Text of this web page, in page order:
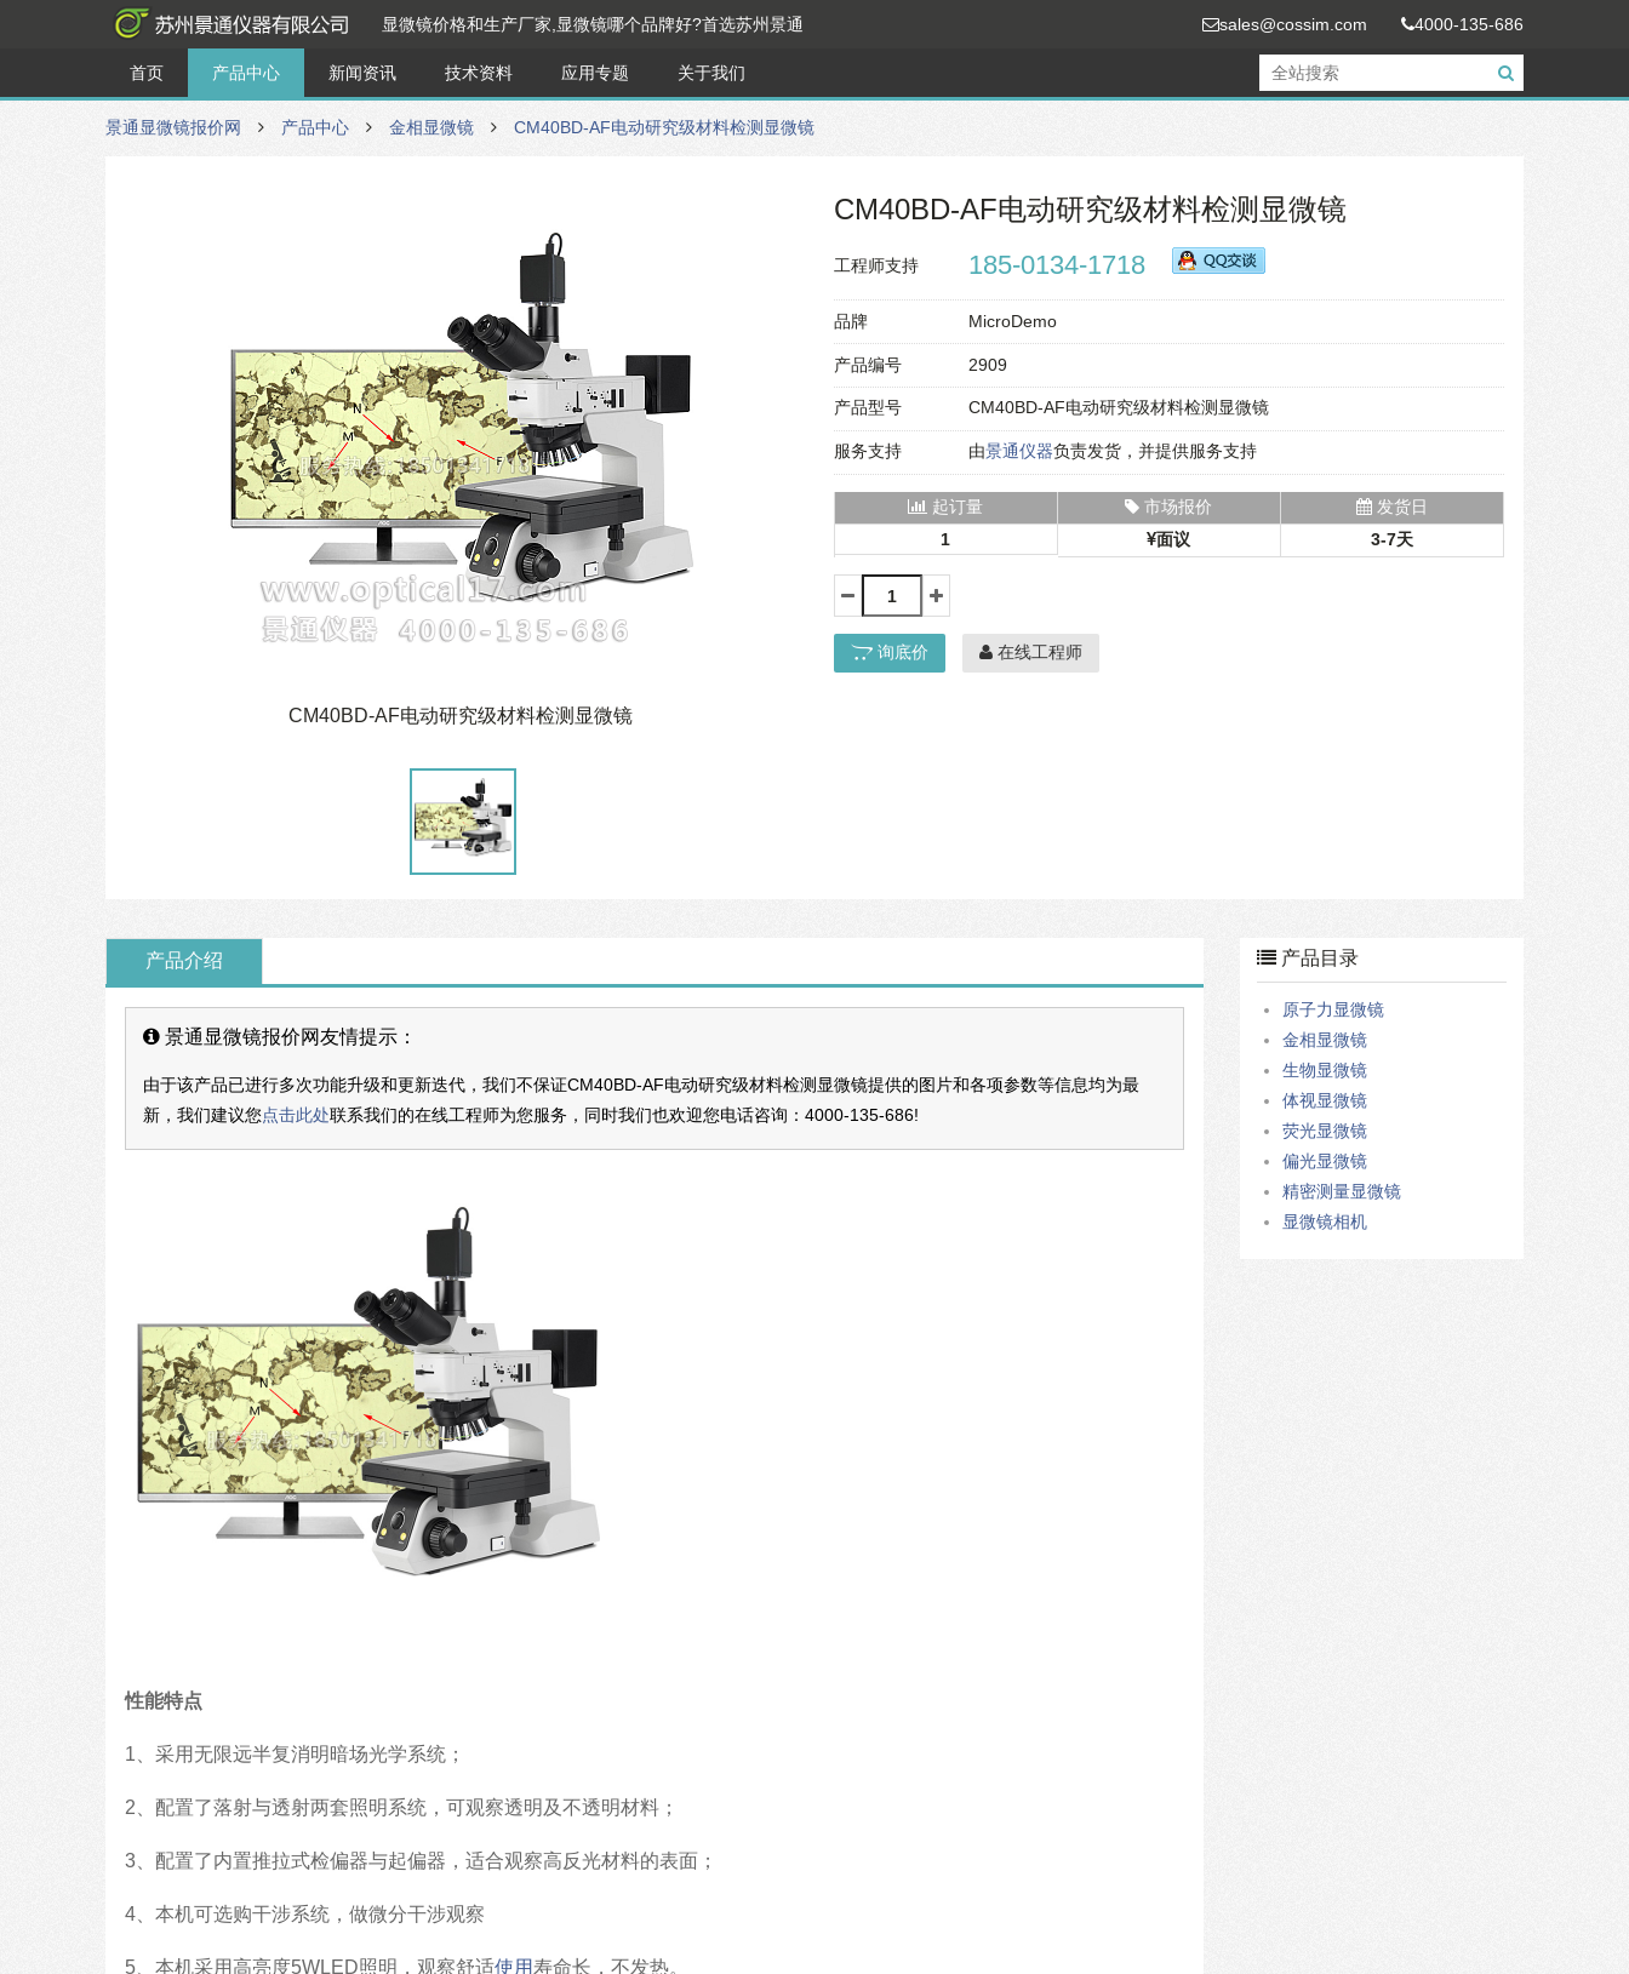
显微镜价格和生产厂家,显微镜哪个品牌好?首选苏州景通 sales@cossim.com 4000-135-686
首页 产品中心 新闻资讯 技术资料 应用专题 关于我们
景通显微镜报价网 产品中心 金相显微镜 CM40BD-AF电动研究级材料检测显微镜
CM40BD-AF电动研究级材料检测显微镜
CM40BD-AF电动研究级材料检测显微镜
工程师支持 185-0134-1718
品牌 MicroDemo
产品编号 2909
产品型号 CM40BD-AF电动研究级材料检测显微镜
服务支持 由景通仪器负责发货，并提供服务支持
起订量 市场报价
发货日
1
面议 3-7天
询底价 在线工程师
产品介绍
景通显微镜报价网友情提示：
由于该产品已进行多次功能升级和更新迭代，我们不保证CM40BD-AF电动研究级材料检测显微镜提供的图片和各项参数等信息均为最
新，我们建议您点击此处联系我们的在线工程师为您服务，同时我们也欢迎您电话咨询：4000-135-686!
性能特点
1、采用无限远半复消明暗场光学系统；
2、配置了落射与透射两套照明系统，可观察透明及不透明材料；
3、配置了内置推拉式检偏器与起偏器，适合观察高反光材料的表面；
4、本机可选购干涉系统，做微分干涉观察
5、本机采用高亮度5WLED照明，观察舒适使用寿命长，不发热。
产品目录
原子力显微镜
金相显微镜
生物显微镜
体视显微镜
荧光显微镜
偏光显微镜
精密测量显微镜
显微镜相机